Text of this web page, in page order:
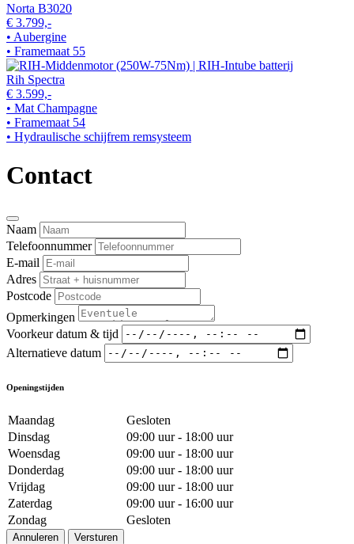
Norta B3020
€ 3.799,-
• Aubergine
• Framemaat 55
Rih Spectra
€ 3.599,-
• Mat Champagne
• Framemaat 54
• Hydraulische schijfrem remsysteem
Contact
Naam
Telefoonnummer
E-mail
Adres
Postcode
Opmerkingen
Voorkeur datum & tijd
Alternatieve datum
Openingstijden
Maandag
Gesloten
Dinsdag
09:00 uur - 18:00 uur
Woensdag
09:00 uur - 18:00 uur
Donderdag
09:00 uur - 18:00 uur
Vrijdag
09:00 uur - 18:00 uur
Zaterdag
09:00 uur - 16:00 uur
Zondag
Gesloten
Annuleren Versturen